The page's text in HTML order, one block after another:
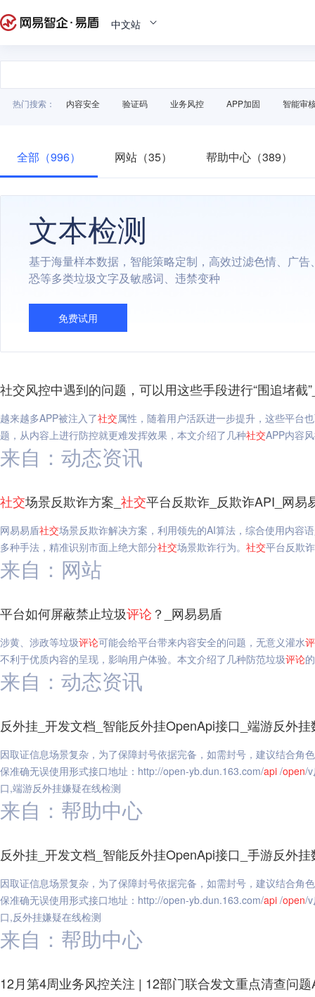
中文站
热门搜索： 内容安全 验证码 业务风控 APP加固 智能审
全部（996） 网站（35） 帮助中心（389）
文本检测
基于海量样本数据，智能策略定制，高效过滤色情、广告
恐等多类垃圾文字及敏感词、违禁变种
免费试用
社交风控中遇到的问题，可以用这些手段进行“围追堵截
越来越多APP被注入了社交属性，随着用户活跃进一步提升，这些平台
题，从内容上进行防控就更难发挥效果，本文介绍了几种社交APP内容
来自：动态资讯
社交场景反欺诈方案_ 社交平台反欺诈_反欺诈API_网易
网易易盾社交场景反欺诈解决方案，利用领先的AI算法，综合使用内容
多种手法，精准识别市面上绝大部分社交场景欺诈行为。 社交平台反欺
来自：网站
平台如何屏蔽禁止垃圾评论 ？_网易易盾
涉黄、涉政等垃圾评论可能会给平台带来内容安全的问题，无意义灌水
不利于优质内容的呈现，影响用户体验。本文介绍了几种防范垃圾评论
来自：动态资讯
反外挂_开发文档_智能反外挂OpenApi接口_端游反外
因取证信息场景复杂，为了保障封号依据完备，如需封号，建议结合角
保准确无误使用形式接口地址：http://open-yb.dun.163.com/api /open/
口,端游反外挂嫌疑在线检测
来自：帮助中心
反外挂_开发文档_智能反外挂OpenApi接口_手游反外
因取证信息场景复杂，为了保障封号依据完备，如需封号，建议结合角
保准确无误使用形式接口地址：http://open-yb.dun.163.com/api /open/
口,反外挂嫌疑在线检测
来自：帮助中心
12月第4周业务风控关注 | 12部门联合发文重点清查问